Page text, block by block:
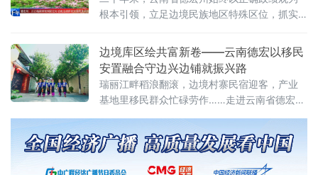
移民安置工作双双入选水利部全国移民安置高
质量发展典型案例
根本引领，立足边境民族地区特殊区位，抓实
作。全州将移民工作深度融入兴边富民、民族
团结、乡村振兴和“旅居云南”建设大局，以安置
夯实安居根基、以特色产业激活造血动能、以
边境生态民族资源赋能旅居经济
边境库区绘共富新卷——云南德宏以移民
安置融合守边兴边铺就振兴路
瑞丽江畔稻浪翻滚，边境村寨民宿迎客，产业
基地里移民群众忙碌劳作……走进云南省德宏傣
得出、稳得住、能发展、可致富”的和美库区画
卷徐徐铺展。